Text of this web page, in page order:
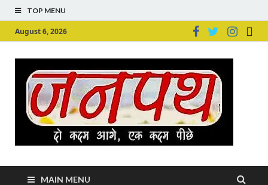
TOP MENU
August 6, 2026
MAIN MENU